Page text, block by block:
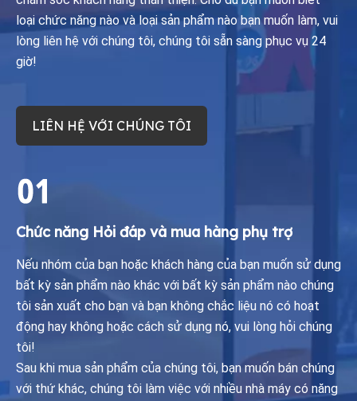
loại chức năng nào và loại sản phẩm nào bạn muốn làm, vui
lòng liên hệ với chúng tôi, chúng tôi sẵn sàng phục vụ 24
giờ!
LIÊN HỆ VỚI CHÚNG TÔI
Chức năng Hỏi đáp và mua hàng phụ trợ​​​​​​
Nếu nhóm của bạn hoặc khách hàng của bạn muốn sử dụng
bất kỳ sản phẩm nào khác với bất kỳ sản phẩm nào chúng
tôi sản xuất cho bạn và bạn không chắc liệu nó có hoạt
động hay không hoặc cách sử dụng nó, vui lòng hỏi chúng
tôi!
Sau khi mua sản phẩm của chúng tôi, bạn muốn bán chúng
với thứ khác, chúng tôi làm việc với nhiều nhà máy có năng